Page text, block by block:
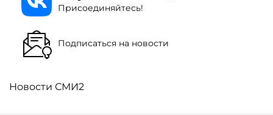
Присоединяйтесь!
Подписаться на новости
Новости СМИ2